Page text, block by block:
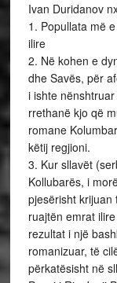
Ivan Duridanov
1. Popullata më
ilire
2. Në kohen e
dhe Savës, për
i ishte
rrethanë kjo që
romane
këtij regjioni.
3. Kur sllavët
Kollubarës, i
pjesërisht krijuan
ruajtën emrat
rezultat i një
romanizuar, të
përkatësisht në